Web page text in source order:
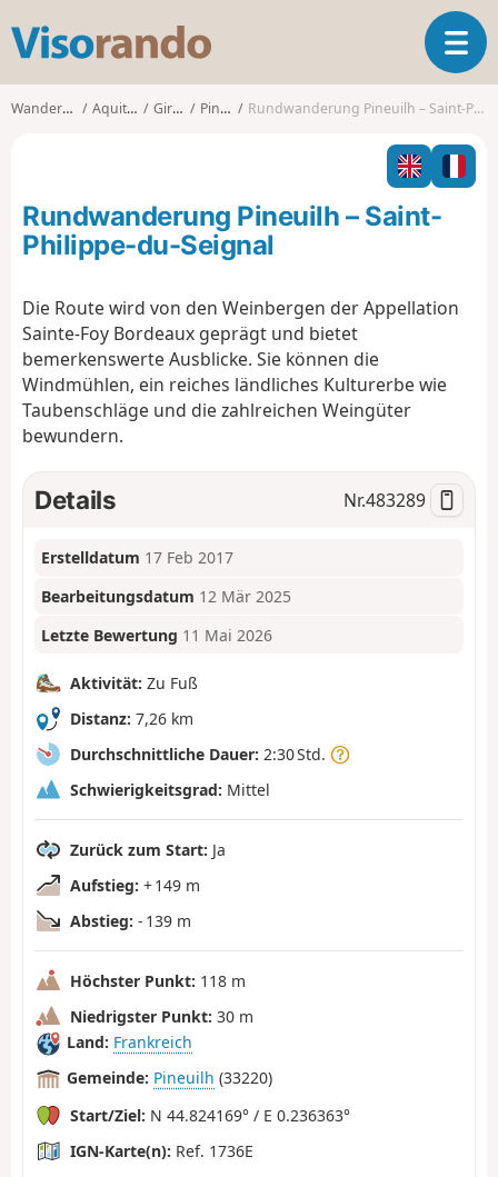
s
o
o
T
o
g
l
n
a
Wanderungen Aquitanien Gironde Pineuilh Rundwanderung Pineuilh – Saint-Philippe-du-Seignal
Rundwanderung Pineuilh – Saint-
Philippe-du-Seignal
Die Route wird von den Weinbergen der Appellation
Sainte-Foy Bordeaux geprägt und bietet
bemerkenswerte Ausblicke. Sie können die
Windmühlen, ein reiches ländliches Kulturerbe wie
Taubenschläge und die zahlreichen Weingüter
bewundern.
Details Nr.483289
Erstelldatum 17 Feb 2017
Bearbeitungsdatum 12 Mär 2025
Letzte Bewertung 11 Mai 2026
Aktivität: Zu Fuß
Distanz: 7,26 km
Durchschnittliche Dauer: 2:30 Std.
Schwierigkeitsgrad: Mittel
Zurück zum Start: Ja
Aufstieg: + 149 m
Abstieg: - 139 m
Höchster Punkt: 118 m
Niedrigster Punkt: 30 m
Land: Frankreich
Gemeinde: Pineuilh (33220)
Start/Ziel: N 44.824169° / E 0.236363°
IGN-Karte(n): Ref. 1736E